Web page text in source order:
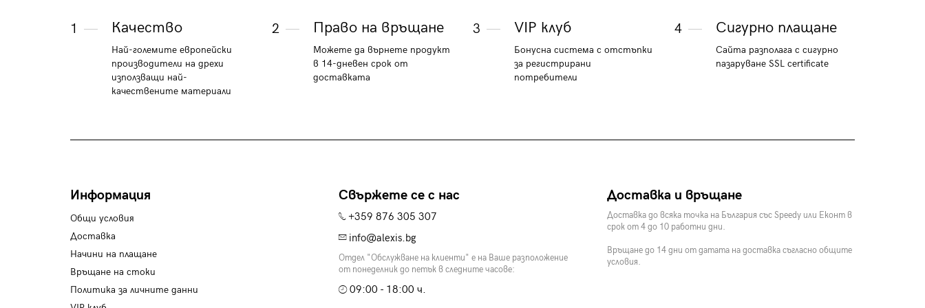
1 Качество
Най-големите европейски
производители на дрехи
използващи най-
качествените материали
2 Право на връщане
Можете да върнете продукт
в 14-дневен срок от
доставката
3 VIP клуб
Бонусна система с отстъпки
за регистрирани
потребители
4 Сигурно плащане
Сайта разполага с сигурно
пазаруване SSL certificate
Информация
Общи условия
Доставка
Начини на плащане
Връщане на стоки
Политика за личните данни
Свържете се с нас
+359 876 305 307
info@alexis.bg
Отдел "Обслужване на клиенти" е на Ваше разположение
от понеделник до петък в следните часове:
09:00 - 18:00 ч.
Доставка и връщане
Доставка до всяка точка на България със Speedy или Еконт в
срок от 4 до 10 работни дни.
Връщане до 14 дни от датата на доставка съгласно общите
условия.